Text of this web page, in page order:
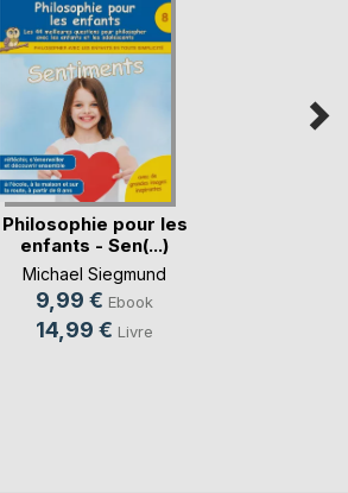
Philosophie pour les
enfants - Sen(...)
Michael Siegmund
9,99 € Ebook
14,99 € Livre